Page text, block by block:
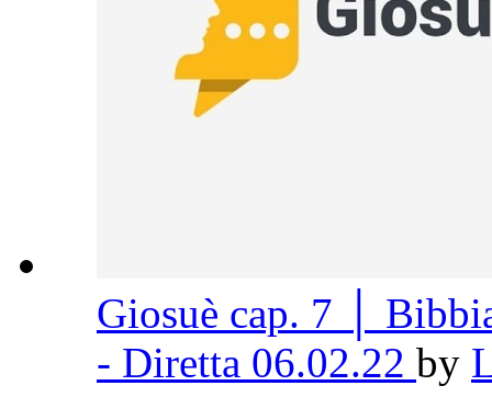
Giosuè cap. 7 │
- Diretta 06.02.22 by